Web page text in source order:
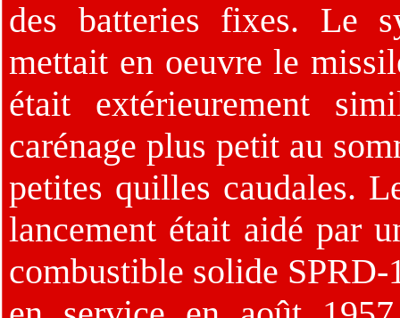
des batteries fixes. Le
mettait en oeuvre le
était extérieurement
carénage plus petit au
petites quilles caudales.
lancement était aidé par
combustible solide